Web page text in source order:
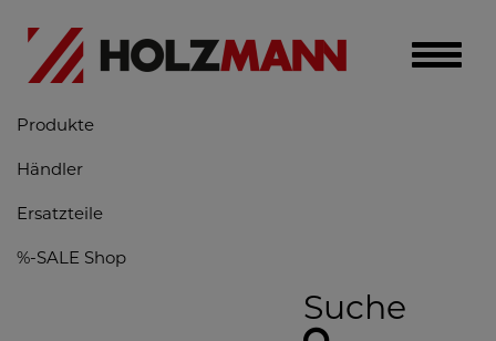
Toggle
Produkte
Händler
Ersatzteile
%-SALE Shop
Suche